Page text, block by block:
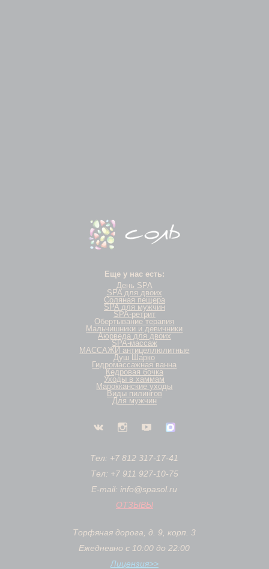
Еще у нас есть:
День SPA
SPA для двоих
Соляная пещера
SPA для мужчин
SPA-ретрит
Обертывание терапия
Мальчишники и девичники
Аюрведа для двоих
SPA-массаж
МАССАЖИ антицеллюлитные
Душ Шарко
Гидромассажная ванна
Кедровая бочка
Уходы в хаммам
Марокканские уходы
Виды пилингов
Для мужчин
Тел: +7 812 317-17-41
Тел: +7 911 927-10-75
E-mail: info@spasol.ru
ОТЗЫВЫ
Торфяная дорога, д. 9, корп. 3
Ежедневно с 10:00 до 22:00
Лицензия>>